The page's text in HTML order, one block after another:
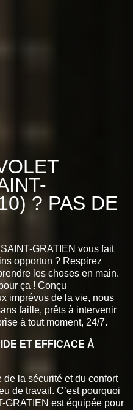
? PAS DE
GRATIEN vous fait
opportun ? Respirez
les choses en main.
ça ! Conçu
imprévus de la vie, nous
faille, prêts à intervenir
à tout moment, 24/7.
ET EFFICACE À
de la sécurité et du confort
de travail. C’est pourquoi
GRATIEN est équipée pour